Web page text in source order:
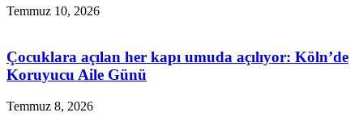
Temmuz 10, 2026
Çocuklara açılan her kapı umuda açılıyor: Köln’de
Koruyucu Aile Günü
Temmuz 8, 2026